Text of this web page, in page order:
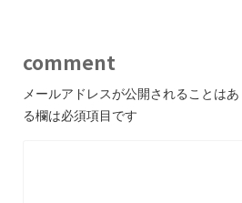
comment
メールアドレスが公開されることはあ
る欄は必須項目です